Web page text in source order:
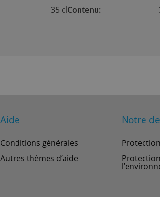
35 clContenu:
Aide
Conditions générales
Autres thèmes d’aide
Notre